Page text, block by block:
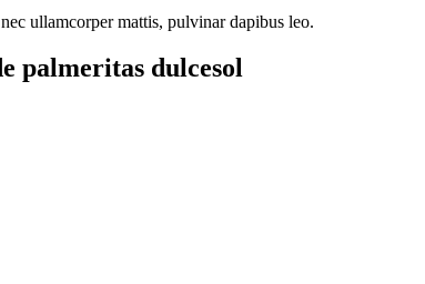
ullamcorper mattis, pulvinar dapibus leo.
palmeritas dulcesol